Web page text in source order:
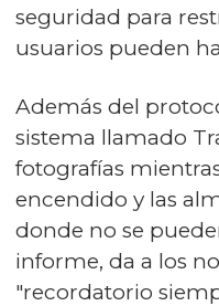
seguridad para
usuarios pueden
Además del
sistema llamado
fotografías
encendido y las
donde no se
informe, da a los
"recordatorio